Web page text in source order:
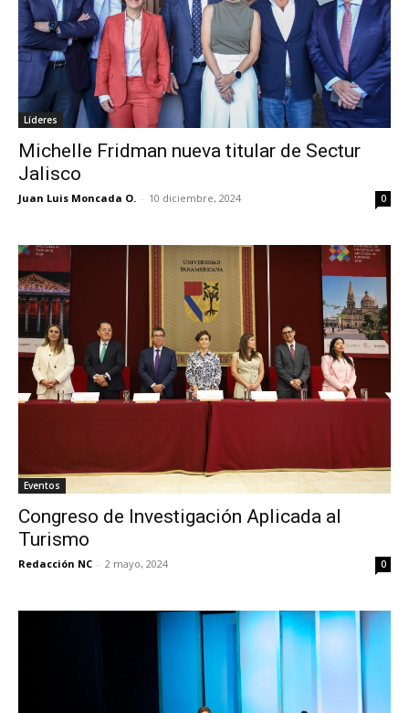
Líderes
Michelle Fridman nueva titular de Sectur
Jalisco
Juan Luis Moncada O. - 10 diciembre, 2024 0
Eventos
Congreso de Investigación Aplicada al
Turismo
Redacción NC - 2 mayo, 2024 0